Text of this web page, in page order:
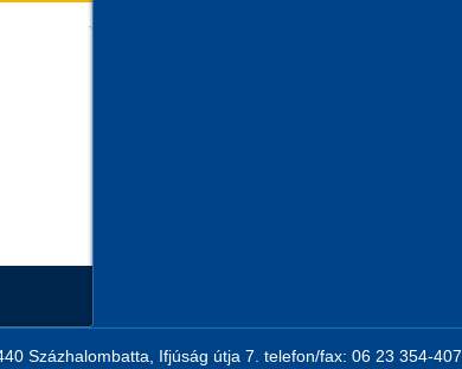
Százhalombatta, Ifjúság útja 7. telefon/fax: 06 23 354-407